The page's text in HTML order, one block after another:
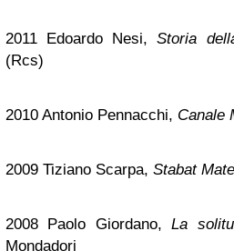
2011 Edoardo Nesi,Storia
(Rcs)
2010 Antonio Pennacchi, Canale
2009 Tiziano Scarpa, Stabat
2008 Paolo Giordano,La
Mondadori